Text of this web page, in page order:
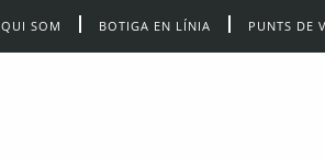
QUI SOM BOTIGA EN LÍNIA PUNTS DE